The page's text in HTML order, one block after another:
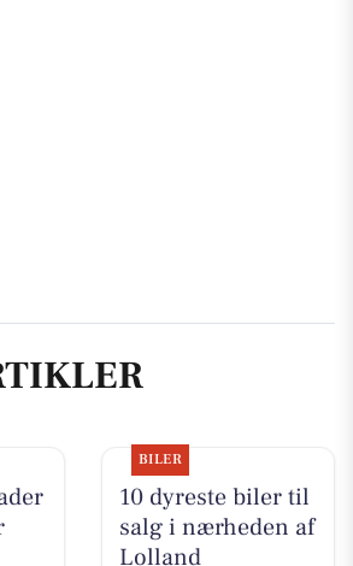
BILER
10 dyreste biler til
salg i nærheden af
Lolland